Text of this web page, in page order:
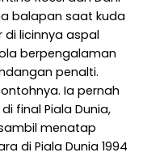
balapan saat kuda
di licinnya aspal
berpengalaman
penalti.
Ia pernah
final Piala Dunia,
menatap
di Piala Dunia 1994